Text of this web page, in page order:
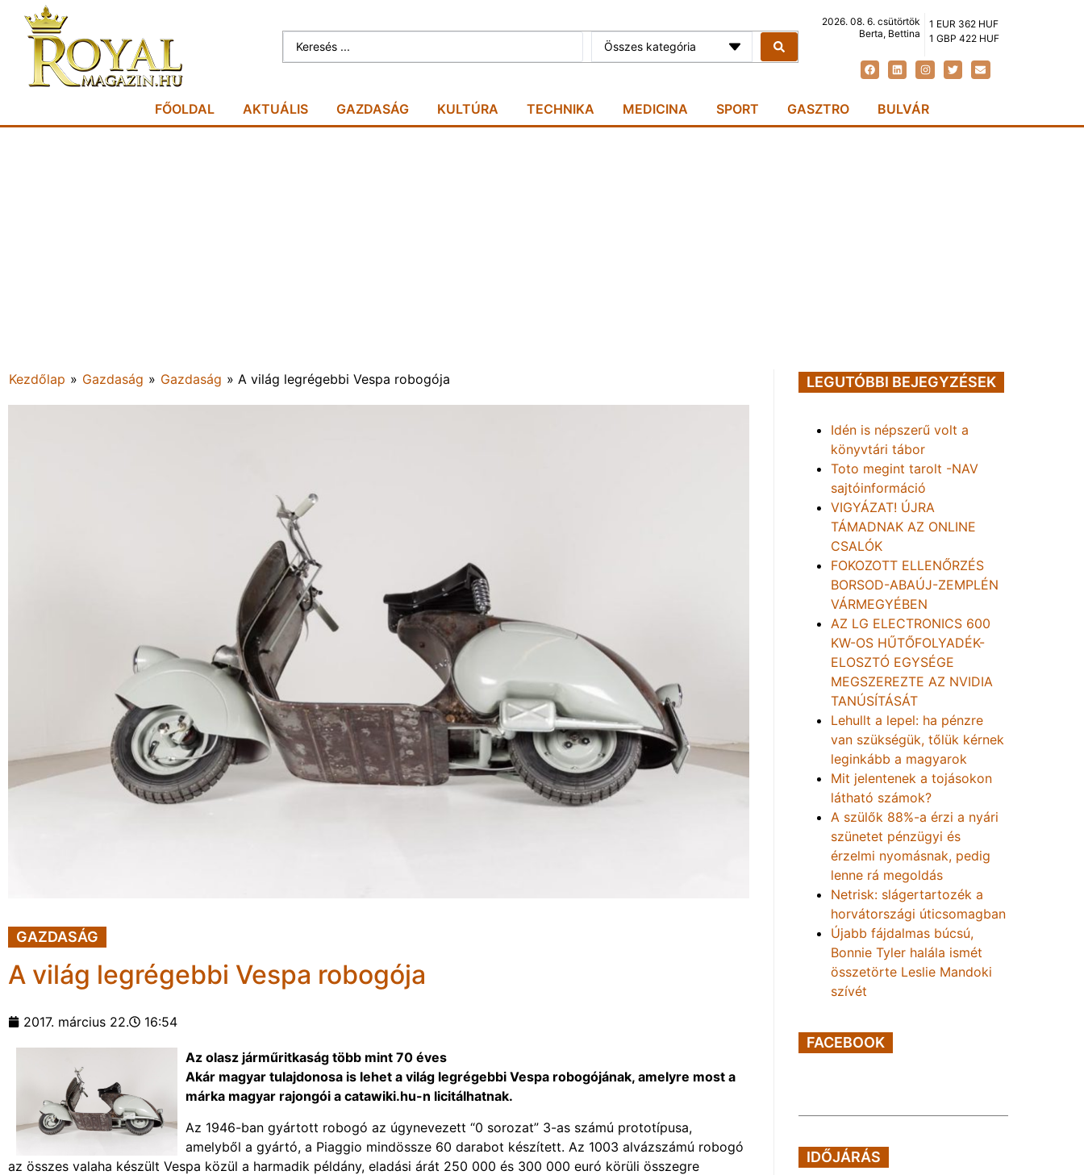
Összes kategória
2026. 08. 6. csütörtök
Berta, Bettina
1 EUR 362 HUF
1 GBP 422 HUF
FŐOLDAL AKTUÁLIS GAZDASÁG KULTÚRA TECHNIKA MEDICINA SPORT GASZTRO BULVÁR
Kezdőlap » Gazdaság » Gazdaság » A világ legrégebbi Vespa robogója
GAZDASÁG
A világ legrégebbi Vespa robogója
2017. március 22. 16:54
Az olasz járműritkaság több mint 70 éves
Akár magyar tulajdonosa is lehet a világ legrégebbi Vespa robogójának, amelyre most a
márka magyar rajongói a catawiki.hu-n licitálhatnak.
Az 1946-ban gyártott robogó az úgynevezett “0 sorozat” 3-as számú prototípusa,
amelyből a gyártó, a Piaggio mindössze 60 darabot készített. Az 1003 alvázszámú robogó
az összes valaha készült Vespa közül a harmadik példány, eladási árát 250 000 és 300 000 euró körüli összegre
LEGUTÓBBI BEJEGYZÉSEK
Idén is népszerű volt a
könyvtári tábor
Toto megint tarolt -NAV
sajtóinformáció
VIGYÁZAT! ÚJRA
TÁMADNAK AZ ONLINE
CSALÓK
FOKOZOTT ELLENŐRZÉS
BORSOD-ABAÚJ-ZEMPLÉN
VÁRMEGYÉBEN
AZ LG ELECTRONICS 600
KW-OS HŰTŐFOLYADÉK-
ELOSZTÓ EGYSÉGE
MEGSZEREZTE AZ NVIDIA
TANÚSÍTÁSÁT
Lehullt a lepel: ha pénzre
van szükségük, tőlük kérnek
leginkább a magyarok
Mit jelentenek a tojásokon
látható számok?
A szülők 88%-a érzi a nyári
szünetet pénzügyi és
érzelmi nyomásnak, pedig
lenne rá megoldás
Netrisk: slágertartozék a
horvátországi úticsomagban
Újabb fájdalmas búcsú,
Bonnie Tyler halála ismét
összetörte Leslie Mandoki
szívét
FACEBOOK
IDŐJÁRÁS